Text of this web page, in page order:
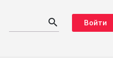
search Войти